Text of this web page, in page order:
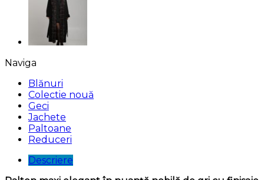
Naviga
Blănuri
Colectie nouă
Geci
Jachete
Paltoane
Reduceri
Descriere